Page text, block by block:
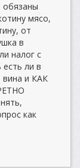
обязаны
мясо,
от
в
налог с
ли в
вина и КАК
как